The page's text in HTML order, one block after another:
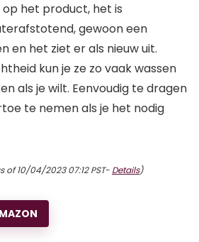
het product, het is
gewoon een
en het ziet er als nieuw uit.
kun je ze zo vaak wassen
als je wilt. Eenvoudig te dragen
te nemen als je het nodig
of 10/04/2023 07:12 PST- Details)